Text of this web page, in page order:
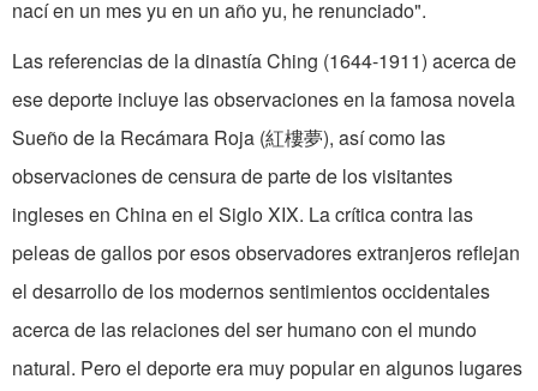
nací en un mes yu en un año yu, he renunciado".
Las referencias de la dinastía Ching (1644-1911) acerca de
ese deporte in­cluye las observaciones en la famosa novela
Sueño de la Recámara Roja (紅樓夢), así como las
observaciones de cen­sura de parte de los visitantes
ingleses en China en el Siglo XIX. La crítica contra las
peleas de gallos por esos observadores extranjeros reflejan
el desarrollo de los modernos sentimientos occidentales
acerca de las relaciones del ser humano con el mundo
natural. Pero el deporte era muy popular en algunos lugares